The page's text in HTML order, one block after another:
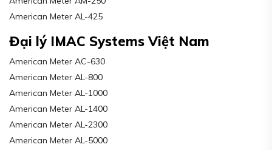
American Meter AL-425
Đại lý IMAC Systems Việt Nam
American Meter AC-630
American Meter AL-800
American Meter AL-1000
American Meter AL-1400
American Meter AL-2300
American Meter AL-5000